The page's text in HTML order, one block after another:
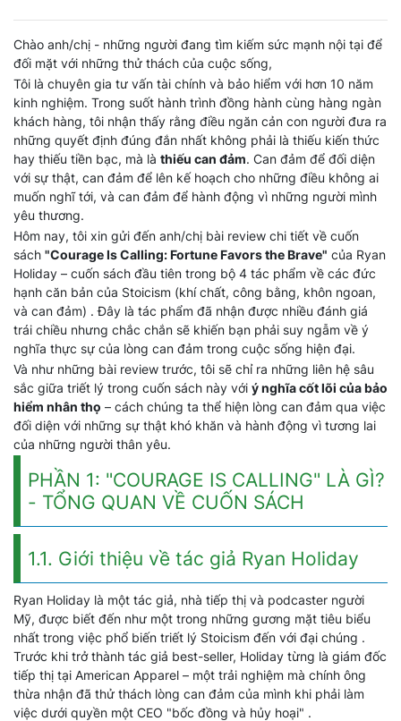
Chào anh/chị - những người đang tìm kiếm sức mạnh nội tại để
đối mặt với những thử thách của cuộc sống,
Tôi là chuyên gia tư vấn tài chính và bảo hiểm với hơn 10 năm
kinh nghiệm. Trong suốt hành trình đồng hành cùng hàng ngàn
khách hàng, tôi nhận thấy rằng điều ngăn cản con người đưa ra
những quyết định đúng đắn nhất không phải là thiếu kiến thức
hay thiếu tiền bạc, mà là thiếu can đảm. Can đảm để đối diện
với sự thật, can đảm để lên kế hoạch cho những điều không ai
muốn nghĩ tới, và can đảm để hành động vì những người mình
yêu thương.
Hôm nay, tôi xin gửi đến anh/chị bài review chi tiết về cuốn
sách "Courage Is Calling: Fortune Favors the Brave" của Ryan
Holiday – cuốn sách đầu tiên trong bộ 4 tác phẩm về các đức
hạnh căn bản của Stoicism (khí chất, công bằng, khôn ngoan,
và can đảm) . Đây là tác phẩm đã nhận được nhiều đánh giá
trái chiều nhưng chắc chắn sẽ khiến bạn phải suy ngẫm về ý
nghĩa thực sự của lòng can đảm trong cuộc sống hiện đại.
Và như những bài review trước, tôi sẽ chỉ ra những liên hệ sâu
sắc giữa triết lý trong cuốn sách này với ý nghĩa cốt lõi của bảo
hiểm nhân thọ – cách chúng ta thể hiện lòng can đảm qua việc
đối diện với những sự thật khó khăn và hành động vì tương lai
của những người thân yêu.
PHẦN 1: "COURAGE IS CALLING" LÀ GÌ?
- TỔNG QUAN VỀ CUỐN SÁCH
1.1. Giới thiệu về tác giả Ryan Holiday
Ryan Holiday là một tác giả, nhà tiếp thị và podcaster người
Mỹ, được biết đến như một trong những gương mặt tiêu biểu
nhất trong việc phổ biến triết lý Stoicism đến với đại chúng .
Trước khi trở thành tác giả best-seller, Holiday từng là giám đốc
tiếp thị tại American Apparel – một trải nghiệm mà chính ông
thừa nhận đã thử thách lòng can đảm của mình khi phải làm
việc dưới quyền một CEO "bốc đồng và hủy hoại" .